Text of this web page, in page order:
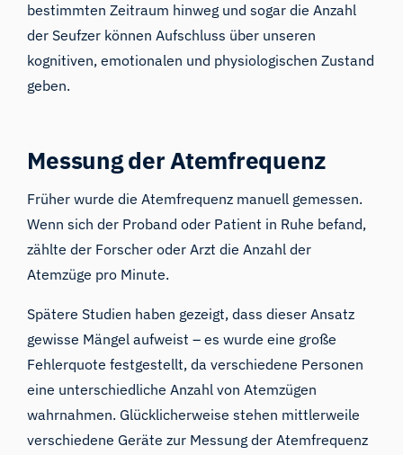
bestimmten Zeitraum hinweg und sogar die Anzahl
der Seufzer können Aufschluss über unseren
kognitiven, emotionalen und physiologischen Zustand
geben.
Messung der Atemfrequenz
Früher wurde die Atemfrequenz manuell gemessen.
Wenn sich der Proband oder Patient in Ruhe befand,
zählte der Forscher oder Arzt die Anzahl der
Atemzüge pro Minute.
Spätere Studien haben gezeigt, dass dieser Ansatz
gewisse Mängel aufweist – es wurde eine große
Fehlerquote festgestellt, da verschiedene Personen
eine unterschiedliche Anzahl von Atemzügen
wahrnahmen. Glücklicherweise stehen mittlerweile
verschiedene Geräte zur Messung der Atemfrequenz